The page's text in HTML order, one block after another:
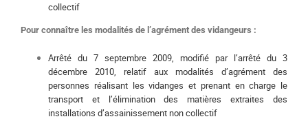
collectif
Pour connaître les modalités de l’agrément des vidangeurs :
Arrêté du 7 septembre 2009, modifié par l’arrêté du 3
décembre 2010, relatif aux modalités d’agrément des
personnes réalisant les vidanges et prenant en charge le
transport et l’élimination des matières extraites des
installations d’assainissement non collectif